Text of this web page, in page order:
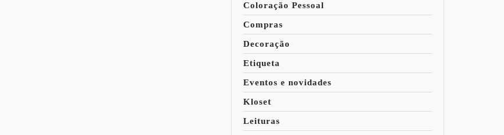
Coloração Pessoal
Compras
Decoração
Etiqueta
Eventos e novidades
Kloset
Leituras